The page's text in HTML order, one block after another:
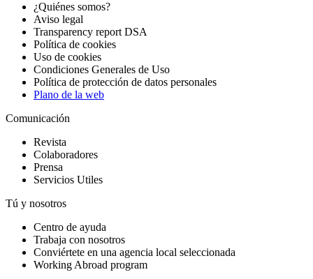
¿Quiénes somos?
Aviso legal
Transparency report DSA
Política de cookies
Uso de cookies
Condiciones Generales de Uso
Política de protección de datos personales
Plano de la web
Comunicación
Revista
Colaboradores
Prensa
Servicios Utiles
Tú y nosotros
Centro de ayuda
Trabaja con nosotros
Conviértete en una agencia local seleccionada
Working Abroad program